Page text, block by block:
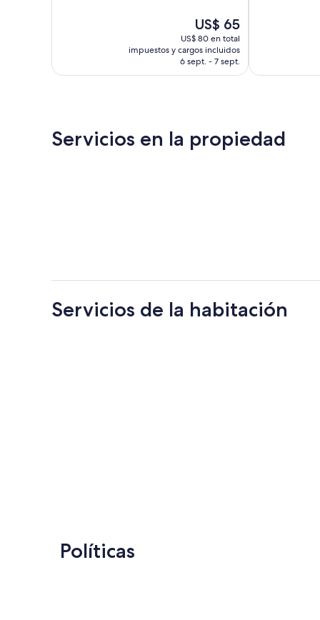
El
precio
actual
es
de
US$ 65
US$ 80 en total
impuestos y cargos incluidos
6 sept. - 7 sept.
Servicios en la propiedad
Servicios de la habitación
Políticas